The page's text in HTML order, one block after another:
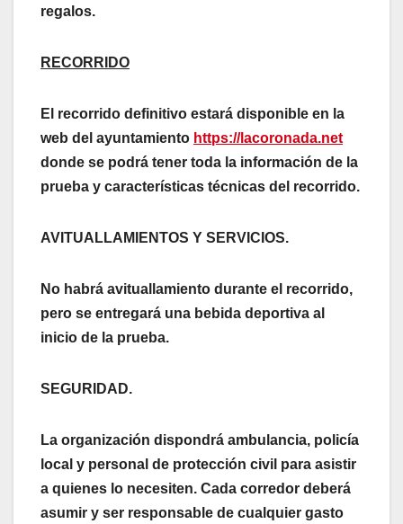
regalos.
RECORRIDO
El recorrido definitivo estará disponible en la
web del ayuntamiento https://lacoronada.net
donde se podrá tener toda la información de la
prueba y características técnicas del recorrido.
AVITUALLAMIENTOS Y SERVICIOS.
No habrá avituallamiento durante el recorrido,
pero se entregará una bebida deportiva al
inicio de la prueba.
SEGURIDAD.
La organización dispondrá ambulancia, policía
local y personal de protección civil para asistir
a quienes lo necesiten. Cada corredor deberá
asumir y ser responsable de cualquier gasto